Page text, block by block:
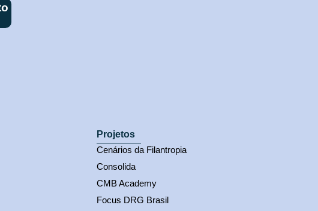
Projetos
Cenários da Filantropia
Consolida
CMB Academy
Focus DRG Brasil